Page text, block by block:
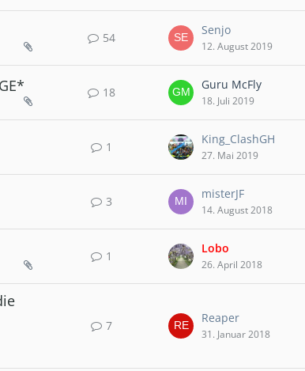
54
Senjo
12. August 2019
18
Guru McFly
18. Juli 2019
1
King_ClashGH
27. Mai 2019
3
misterJF
14. August 2018
1
Lobo
26. April 2018
7
Reaper
31. Januar 2018